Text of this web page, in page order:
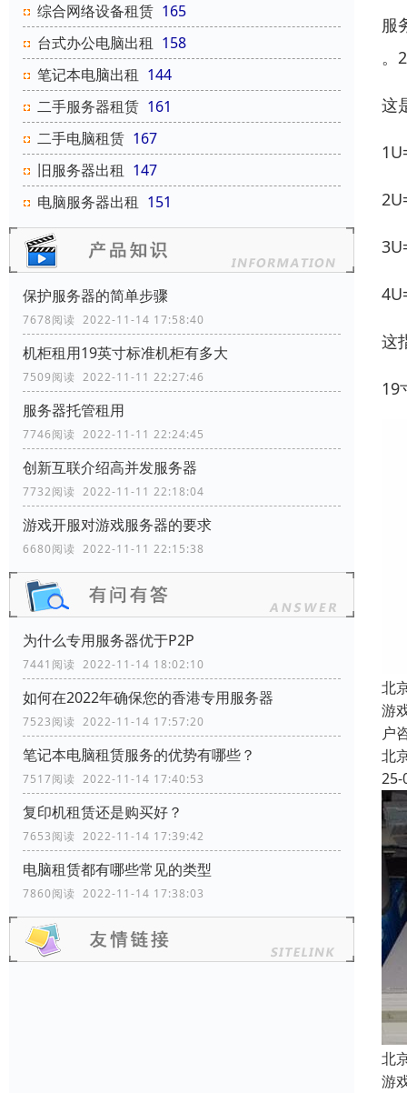
综合网络设备租赁 165
台式办公电脑出租 158
笔记本电脑出租 144
二手服务器租赁 161
二手电脑租赁 167
旧服务器出租 147
电脑服务器出租 151
保护服务器的简单步骤
7678阅读 2022-11-14 17:58:40
机柜租用19英寸标准机柜有多大
7509阅读 2022-11-11 22:27:46
服务器托管租用
7746阅读 2022-11-11 22:24:45
创新互联介绍高并发服务器
7732阅读 2022-11-11 22:18:04
游戏开服对游戏服务器的要求
6680阅读 2022-11-11 22:15:38
为什么专用服务器优于P2P
7441阅读 2022-11-14 18:02:10
如何在2022年确保您的香港专用服务器
7523阅读 2022-11-14 17:57:20
笔记本电脑租赁服务的优势有哪些？
7517阅读 2022-11-14 17:40:53
复印机租赁还是购买好？
7653阅读 2022-11-14 17:39:42
电脑租赁都有哪些常见的类型
7860阅读 2022-11-14 17:38:03
服
。
这
这
19
北
游
户
北
25-
北
游